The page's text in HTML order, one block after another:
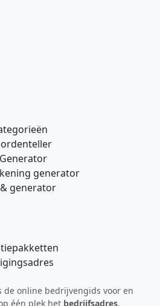
generator
generator
de online bedrijvengids voor en
één plek het bedrijfsadres,
uw feedback!